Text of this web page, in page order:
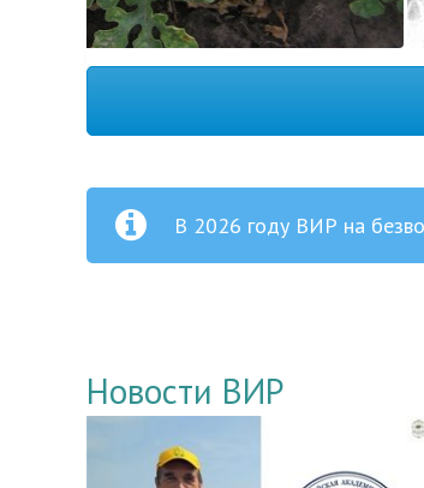
В 2026 году ВИР на
Новости ВИР